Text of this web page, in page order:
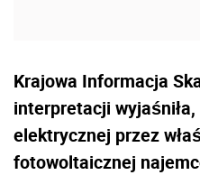
Krajowa Informacja
interpretacji
elektrycznej przez
fotowoltaicznej